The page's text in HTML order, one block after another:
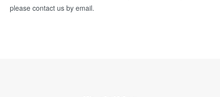
please contact us by email.